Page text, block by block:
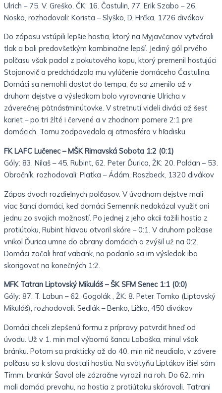
Ulrich – 75. V. Greško, ČK: 16. Častulin, 77. Erik Szabo – 26.
Nosko, rozhodovali: Korista – Slyško, D. Hrčka, 1726 divákov
Do zápasu vstúpili lepšie hostia, ktorý na Myjavčanov vytvárali
tlak a boli predovšetkým kombinačne lepší. Jediný gól prvého
polčasu však padol z pokutového kopu, ktorý premenil hosťujúci
Stojanovič a predchádzalo mu vylúčenie domáceho Častulina.
Domáci sa nemohli dostať do tempa, čo sa zmenilo až v
druhom dejstve a výsledkom bolo vyrovnanie Ulricha v
záverečnej pätnásťminútovke. V stretnutí videli diváci až šesť
kariet – po tri žlté i červené a v zhodnom pomere 2:1 pre
domácich. Tomu zodpovedala aj atmosféra v hľadisku.
FK LAFC Lučenec – MŠK Rimavská Sobota 1:2 (0:1)
Góly: 83. Nilaš – 45. Rubint, 62. Peter Ďurica, ŽK: 20. Paldan – 53.
Obročník, rozhodovali: Piatka – Ádám, Roszbeck, 1320 divákov
Zápas dvoch rozdielnych polčasov. V úvodnom dejstve mali
viac šancí domáci, keď domáci Semenník nedokázal využiť ani
jednu zo svojich možností. Po jednej z jeho akcii ťažili hostia z
protiútoku, Rubint hlavou otvoril skóre – 0:1. V druhom polčase
vnikol Ďurica umne do obrany domácich a zvýšil už na 0:2.
Domáci začali hrať vabank, no podarilo sa im výsledok iba
skorigovať na konečných 1:2.
MFK Tatran Liptovský Mikuláš – ŠK SFM Senec 1:1 (0:0)
Góly: 87. T. Labun – 62. Gogolák , ŽK: 8. Peter Tomko (Liptovský
Mikuláš), rozhodovali: Sedlák – Benko, Ličko, 450 divákov
Domáci chceli zlepšenú formu z prípravy potvrdiť hneď od
úvodu. Už v 1. min mal výbornú šancu Labaška, minul však
bránku. Potom sa prakticky až do 40. min nič neudialo, v závere
polčasu sa k slovu dostali hostia. Na svätyňu Liptákov išiel sám
Timm, brankár Šavol ale zázračne vyrazil na roh. Do 62. min
mali domáci prevahu, no hostia z protiútoku skórovali. Tatrani